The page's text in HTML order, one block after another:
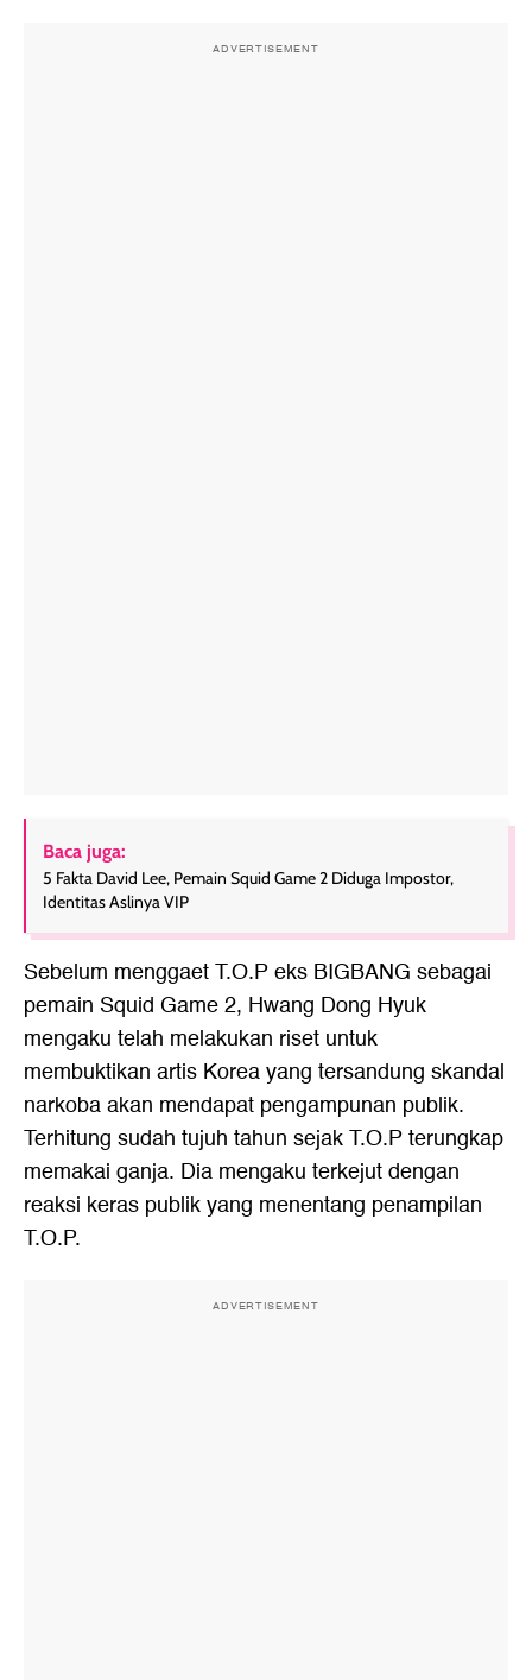
ADVERTISEMENT
Baca juga:
5 Fakta David Lee, Pemain Squid Game 2 Diduga Impostor,
Identitas Aslinya VIP
Sebelum menggaet T.O.P eks BIGBANG sebagai
pemain Squid Game 2, Hwang Dong Hyuk
mengaku telah melakukan riset untuk
membuktikan artis Korea yang tersandung skandal
narkoba akan mendapat pengampunan publik.
Terhitung sudah tujuh tahun sejak T.O.P terungkap
memakai ganja. Dia mengaku terkejut dengan
reaksi keras publik yang menentang penampilan
T.O.P.
ADVERTISEMENT